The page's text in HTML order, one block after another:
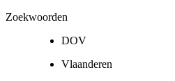
Zoekwoorden
DOV
Vlaanderen